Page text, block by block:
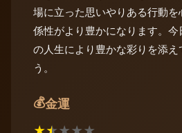
場に立った思いやりある行動
係性がより豊かになります。今
の人生により豊かな彩りを添え
う。
💰金運